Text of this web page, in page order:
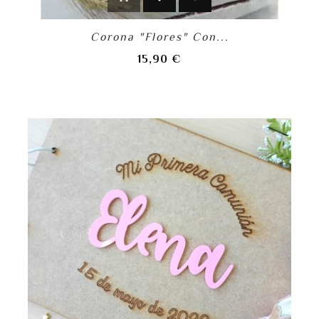
Corona "Flores" Con...
15,90 €